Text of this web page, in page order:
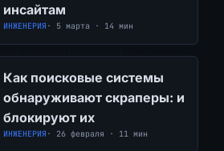
инсайтам
ИНЖЕНЕРИЯ · 5 марта · 14 мин
Как поисковые системы
обнаруживают скраперы: и
блокируют их
ИНЖЕНЕРИЯ · 26 февраля · 11 мин